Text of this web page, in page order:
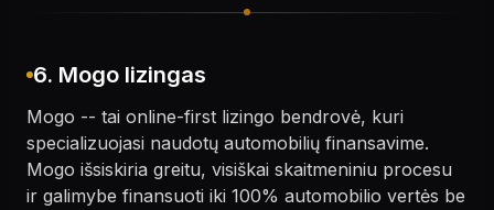
6. Mogo lizingas
Mogo -- tai online-first lizingo bendrovė, kuri
specializuojasi naudotų automobilių finansavime.
Mogo išsiskiria greitu, visiškai skaitmeniniu procesu
ir galimybe finansuoti iki 100% automobilio vertės be